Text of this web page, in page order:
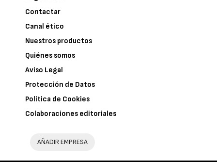
Contactar
Canal ético
Nuestros productos
Quiénes somos
Aviso Legal
Protección de Datos
Política de Cookies
Colaboraciones editoriales
AÑADIR EMPRESA